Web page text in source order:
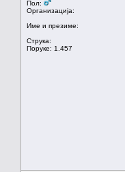
Пол:
Организација:
Име и презиме:
Струка:
Поруке: 1.457